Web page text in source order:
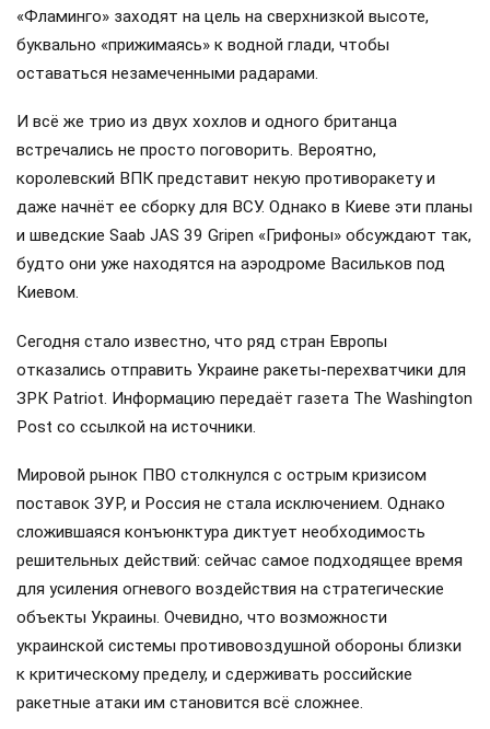
«Фламинго» заходят на цель на сверхнизкой высоте,
буквально «прижимаясь» к водной глади, чтобы
оставаться незамеченными радарами.
И всё же трио из двух хохлов и одного британца
встречались не просто поговорить. Вероятно,
королевский ВПК представит некую противоракету и
даже начнёт ее сборку для ВСУ. Однако в Киеве эти планы
и шведские Saab JAS 39 Gripen «Грифоны» обсуждают так,
будто они уже находятся на аэродроме Васильков под
Киевом.
Сегодня стало известно, что ряд стран Европы
отказались отправить Украине ракеты-перехватчики для
ЗРК Patriot. Информацию передаёт газета The Washington
Post со ссылкой на источники.
Мировой рынок ПВО столкнулся с острым кризисом
поставок ЗУР, и Россия не стала исключением. Однако
сложившаяся конъюнктура диктует необходимость
решительных действий: сейчас самое подходящее время
для усиления огневого воздействия на стратегические
объекты Украины. Очевидно, что возможности
украинской системы противовоздушной обороны близки
к критическому пределу, и сдерживать российские
ракетные атаки им становится всё сложнее.